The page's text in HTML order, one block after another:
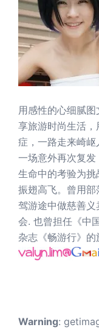
用感性的心细腻
享旅游时尚生活
症，一路走来崎
一场意外再次复
生命中的考验为
振翅高飞。曾用
驾游途中做慈善
会. 也曾担任《中
杂志《畅游行》的
Warning: